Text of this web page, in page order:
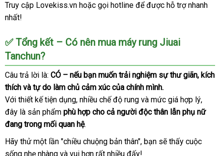
Truy cập Lovekiss.vn Nhật
hoặc gọi hotline hàng
đểbền
được hỗ trợ nhanh
nhất!
✅ Tổng kết – Có nên mua máy rung Jiuai
Tanchun?
Câu trả lời là: CÓ – kho
hàng
nếu bạn muốn trải nghiệm sự thư giãn, kích
thích đắt
nhất
và tự do làm chủ cảm xúcHàn
Quốc
của chính mình.
Với thiết kế tiện dụngdễ
dàng
, nhiều chế độ rung vệ
sinh
và mức giá hợp lývận
,
đây là sản phẩm phù hợp cho cả người độc thân lẫn phụ nữ
đang trong mối quan hệ.
Hãy thử một lần "chiều chuộng bản thân"lớn
, bạn tự
sẽ thấy cuộc
sống nhẹ nhàng Mỹ
và vui hơn Úc
rất nhiều đấy!